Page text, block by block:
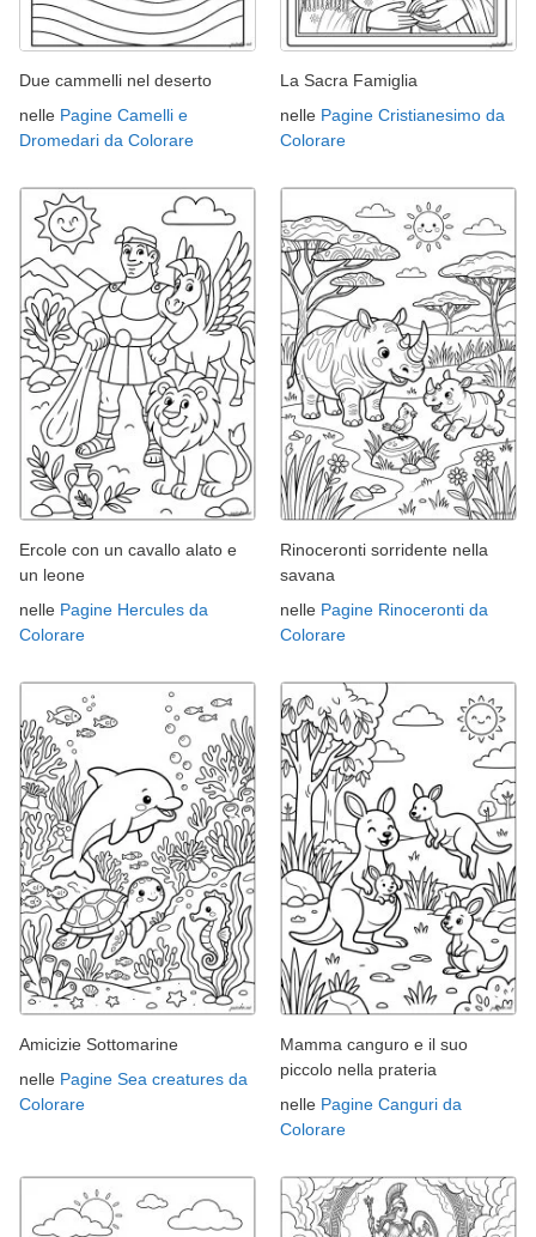
Due cammelli nel deserto
nelle Pagine Camelli e
Dromedari da Colorare
La Sacra Famiglia
nelle Pagine Cristianesimo da
Colorare
Ercole con un cavallo alato e
un leone
nelle Pagine Hercules da
Colorare
Rinoceronti sorridente nella
savana
nelle Pagine Rinoceronti da
Colorare
Amicizie Sottomarine
nelle Pagine Sea creatures da
Colorare
Mamma canguro e il suo
piccolo nella prateria
nelle Pagine Canguri da
Colorare